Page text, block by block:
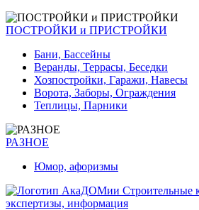
ПОСТРОЙКИ и ПРИСТРОЙКИ
Бани, Бассейны
Веранды, Террасы, Беседки
Хозпостройки, Гаражи, Навесы
Ворота, Заборы, Ограждения
Теплицы, Парники
РАЗНОЕ
Юмор, афоризмы
Строительные
экспертизы, информация